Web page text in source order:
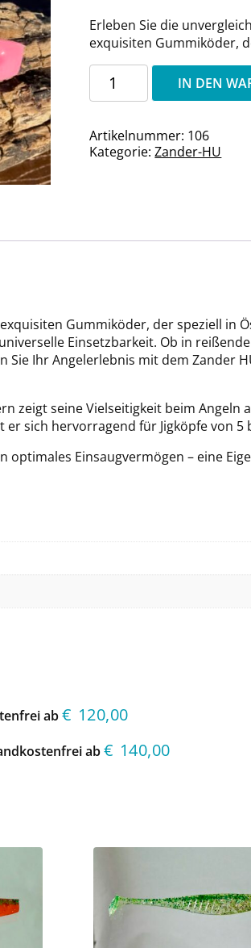
Erleben Sie die
exquisiten Gummiköder,
Zander-
Mrs.
Menge
IN DEN
Artikelnummer: 106
Kategorie:Zander-HU
Gummiköder, der speziell in
Einsetzbarkeit. Ob in
Sie Ihr Angelerlebnis mit dem Zander
zeigt seine Vielseitigkeit beim Angeln
sich hervorragend für Jigköpfe von 5
Einsaugvermögen – eine
ab€ 120,00
ab€ 140,00